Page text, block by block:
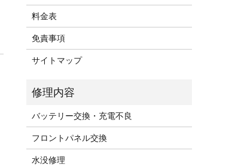
料金表
免責事項
サイトマップ
バッテリー交換・充電不良
フロントパネル交換
水没修理